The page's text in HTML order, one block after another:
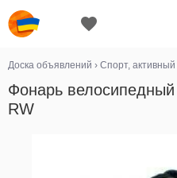
Доска объявлений › Спорт,
Фонарь
RW